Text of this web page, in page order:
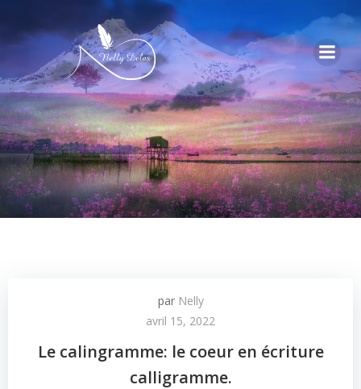
par Nelly
avril 15, 2022
Le calingramme: le coeur en écriture
calligramme.